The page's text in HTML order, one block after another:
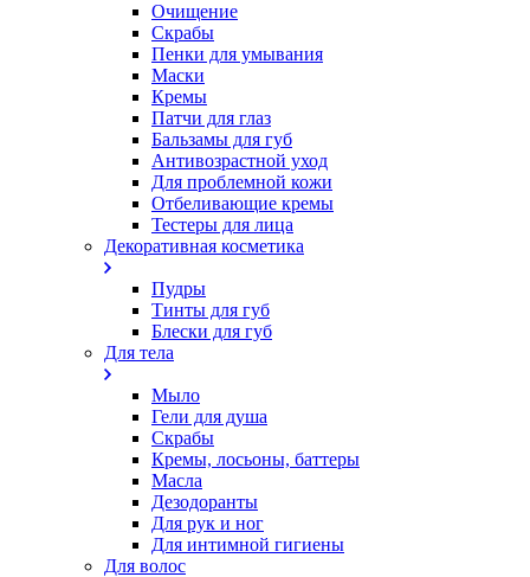
Очищение
Скрабы
Пенки для умывания
Маски
Кремы
Патчи для глаз
Бальзамы для губ
Антивозрастной уход
Для проблемной кожи
Oтбеливающие кремы
Тестеры для лица
Декоративная косметика
Пудры
Тинты для губ
Блески для губ
Для тела
Мыло
Гели для душа
Скрабы
Кремы, лосьоны, баттеры
Масла
Дезодоранты
Для рук и ног
Для интимной гигиены
Для волос